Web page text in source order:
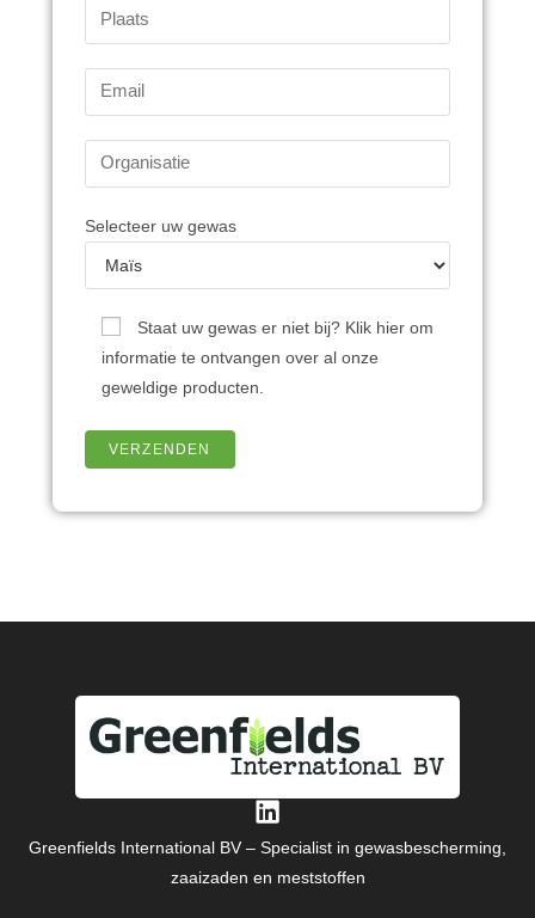
Selecteer uw gewas
Staat uw gewas er niet bij? Klik hier om
informatie te ontvangen over al onze
geweldige producten.
Greenfields International BV – Specialist in gewasbescherming,
zaaizaden en meststoffen